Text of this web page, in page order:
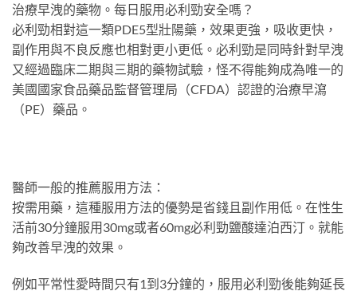
治療早洩的藥物。每日服用必利勁安全嗎？
必利勁相對這一類PDE5型壯陽藥，效果更強，吸收更快，
副作用與不良反應也相對更小更低。必利勁是同時針對早洩
又經過臨床二期與三期的藥物試驗，怪不得能夠成為唯一的
美國國家食品藥品監督管理局（CFDA）認證的治療早瀉
（PE）藥品。
醫師一般的推薦服用方法：
按需用藥，這種服用方法的優勢是省錢且副作用低。在性生
活前30分鐘服用30mg或者60mg必利勁鹽酸達泊西汀。就能
夠改善早洩的效果。
例如平常性愛時間只有1到3分鐘的，服用必利勁後能夠延長